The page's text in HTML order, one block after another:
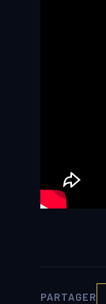
PARTAGER